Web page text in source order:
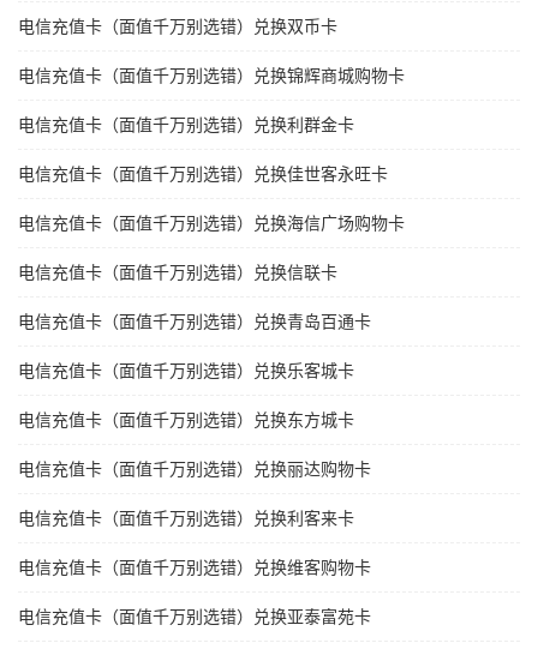
电信充值卡（面值千万别选错）兑换双币卡
电信充值卡（面值千万别选错）兑换锦辉商城购物卡
电信充值卡（面值千万别选错）兑换利群金卡
电信充值卡（面值千万别选错）兑换佳世客永旺卡
电信充值卡（面值千万别选错）兑换海信广场购物卡
电信充值卡（面值千万别选错）兑换信联卡
电信充值卡（面值千万别选错）兑换青岛百通卡
电信充值卡（面值千万别选错）兑换乐客城卡
电信充值卡（面值千万别选错）兑换东方城卡
电信充值卡（面值千万别选错）兑换丽达购物卡
电信充值卡（面值千万别选错）兑换利客来卡
电信充值卡（面值千万别选错）兑换维客购物卡
电信充值卡（面值千万别选错）兑换亚泰富苑卡